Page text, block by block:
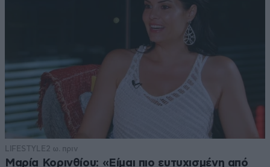
LIFESTYLE 2 ω. πριν
Μαρία Κορινθίου: «Είμαι πιο ευτυχισμένη από